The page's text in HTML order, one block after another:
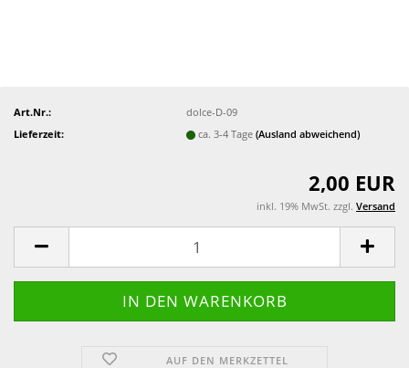
Art.Nr.:
dolce-D-09
Lieferzeit:
ca. 3-4 Tage(Ausland abweichend)
2,00 EUR
inkl. 19% MwSt. zzgl. Versand
AUF DEN MERKZETTEL